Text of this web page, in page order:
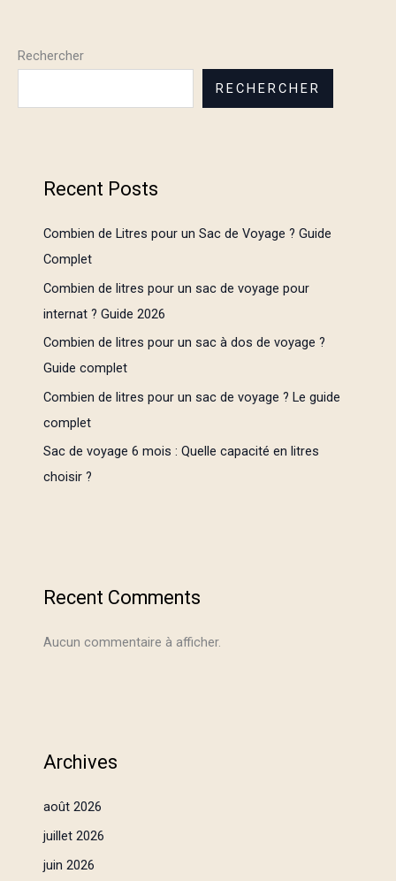
Rechercher
RECHERCHER
Recent Posts
Combien de Litres pour un Sac de Voyage ? Guide
Complet
Combien de litres pour un sac de voyage pour
internat ? Guide 2026
Combien de litres pour un sac à dos de voyage ?
Guide complet
Combien de litres pour un sac de voyage ? Le guide
complet
Sac de voyage 6 mois : Quelle capacité en litres
choisir ?
Recent Comments
Aucun commentaire à afficher.
Archives
août 2026
juillet 2026
juin 2026